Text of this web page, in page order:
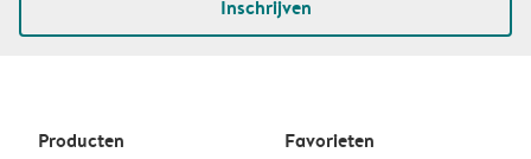
Inschrijven
Producten Favorieten